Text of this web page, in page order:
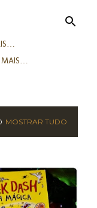
MAIS…
MOSTRAR TUDO